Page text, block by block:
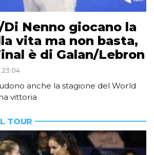
Nenno giocano la
vita ma non basta,
è di Galan/Lebron
23:04
anche la stagione del World
vittoria
TOUR